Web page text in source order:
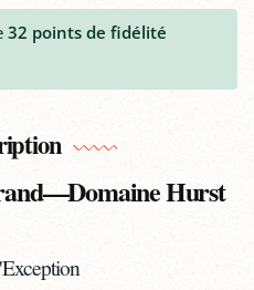
32 points de fidélité
Hurst